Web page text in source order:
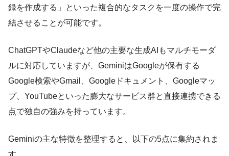
録を作成する」といった複合的なタスクを一度の操作で完
結させることが可能です。
ChatGPTやClaudeなど他の主要な生成AIもマルチモーダ
ルに対応していますが、GeminiはGoogleが保有する
Google検索やGmail、Googleドキュメント、Googleマッ
プ、YouTubeといった膨大なサービス群と直接連携できる
点で独自の強みを持っています。
Geminiの主な特徴を整理すると、以下の5点に集約されま
す。